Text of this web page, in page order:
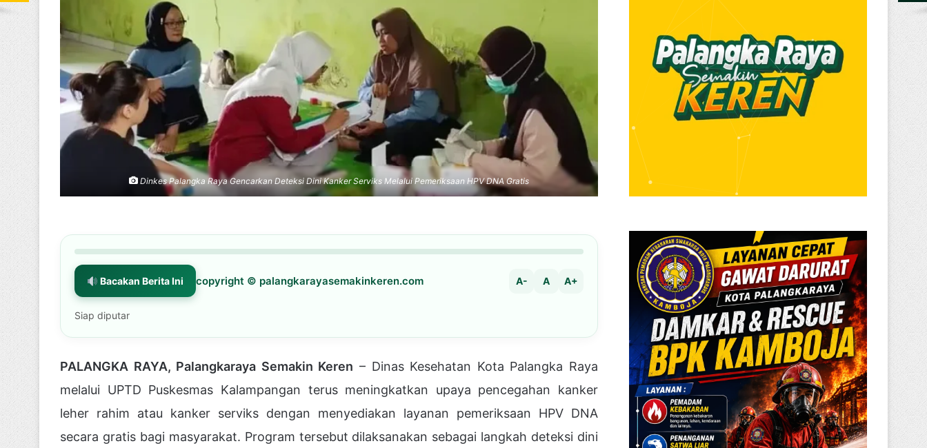
Dinkes Palangka Raya Gencarkan Deteksi Dini Kanker Serviks Melalui Pemeriksaan HPV DNA Gratis
Bacakan Berita Ini copyright © palangkarayasemakinkeren.com A- A A+
Siap diputar
PALANGKA RAYA, Palangkaraya Semakin Keren – Dinas Kesehatan Kota Palangka Raya
melalui UPTD Puskesmas Kalampangan terus meningkatkan upaya pencegahan kanker
leher rahim atau kanker serviks dengan menyediakan layanan pemeriksaan HPV DNA
secara gratis bagi masyarakat. Program tersebut dilaksanakan sebagai langkah deteksi dini